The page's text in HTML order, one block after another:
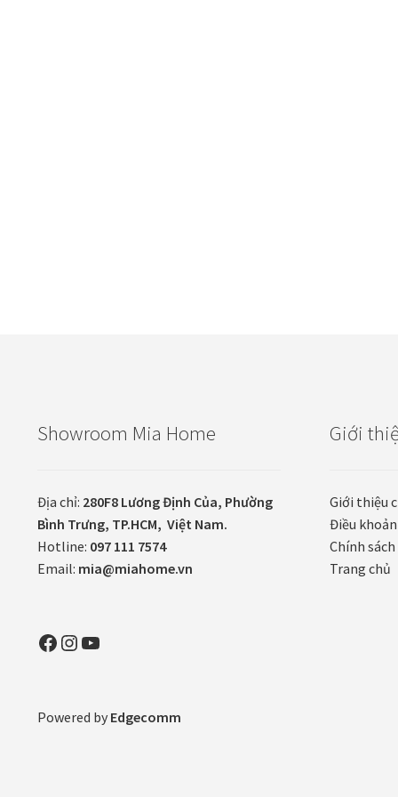
Showroom Mia Home
Địa chỉ: 280F8 Lương Định Của, Phường
Bình Trưng, TP.HCM, Việt Nam.
Hotline: 097 111 7574
Email: mia@miahome.vn
Facebook
Instagram
YouTube
Powered by Edgecomm
Giới
Giới thiệu
Điều
Chính
Trang chủ